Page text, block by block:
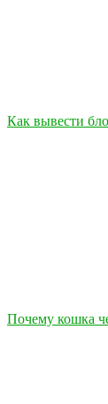
Как вывести
Почему кошка